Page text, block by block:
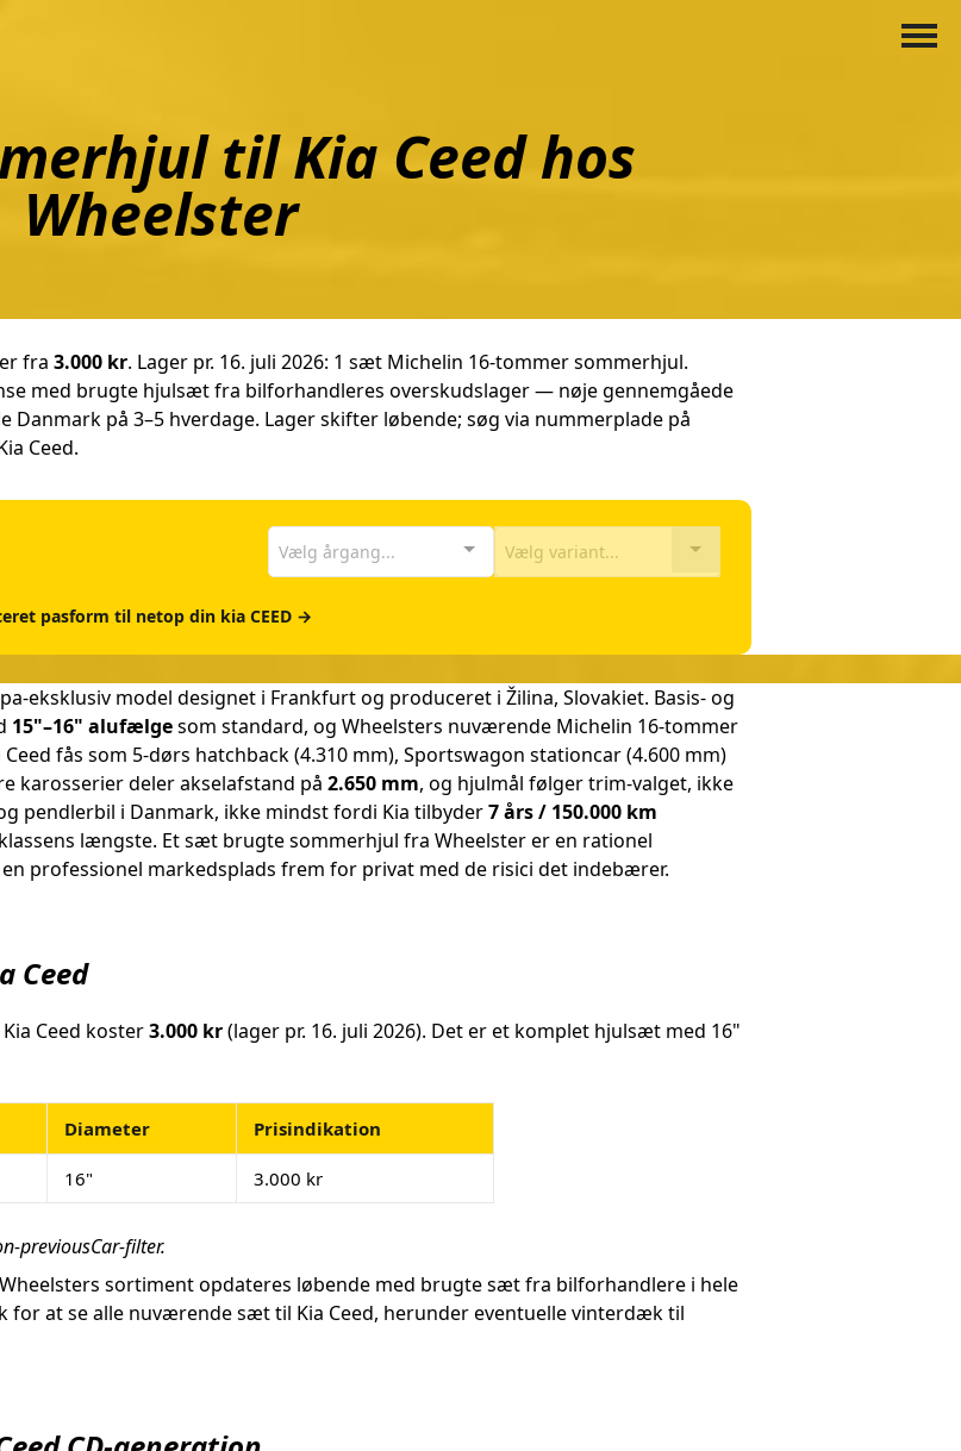
til Kia Ceed hos
Wheelster
fra 3.000 kr. Lager pr. 16. juli 2026: 1 sæt Michelin 16-tommer sommerhjul.
med brugte hjulsæt fra bilforhandleres overskudslager — nøje gennemgåede
på 3–5 hverdage. Lager skifter løbende; søg via nummerplade på
Ceed.
Vælg årgang... Vælg variant...
pasform til netop din kia CEED →
eksklusiv model designet i Frankfurt og produceret i Žilina, Slovakiet. Basis- og
15"–16" alufælgesom standard, og Wheelsters nuværende Michelin 16-tommer
fås som 5-dørs hatchback (4.310 mm), Sportswagon stationcar (4.600 mm)
karosserier deler akselafstand på 2.650 mm, og hjulmål følger trim-valget, ikke
pendlerbil i Danmark, ikke mindst fordi Kia tilbyder7 års / 150.000 km
længste. Et sæt brugte sommerhjul fra Wheelster er en rationel
professionel markedsplads frem for privat med de risici det indebærer.
Ceed
Ceed koster3.000 kr(lager pr. 16. juli 2026). Det er et komplet hjulsæt med 16"
Diameter Prisindikation
16" 3.000 kr
previousCar-filter.
sortiment opdateres løbende med brugte sæt fra bilforhandlere i hele
for at se alle nuværende sæt til Kia Ceed, herunder eventuelle vinterdæk til